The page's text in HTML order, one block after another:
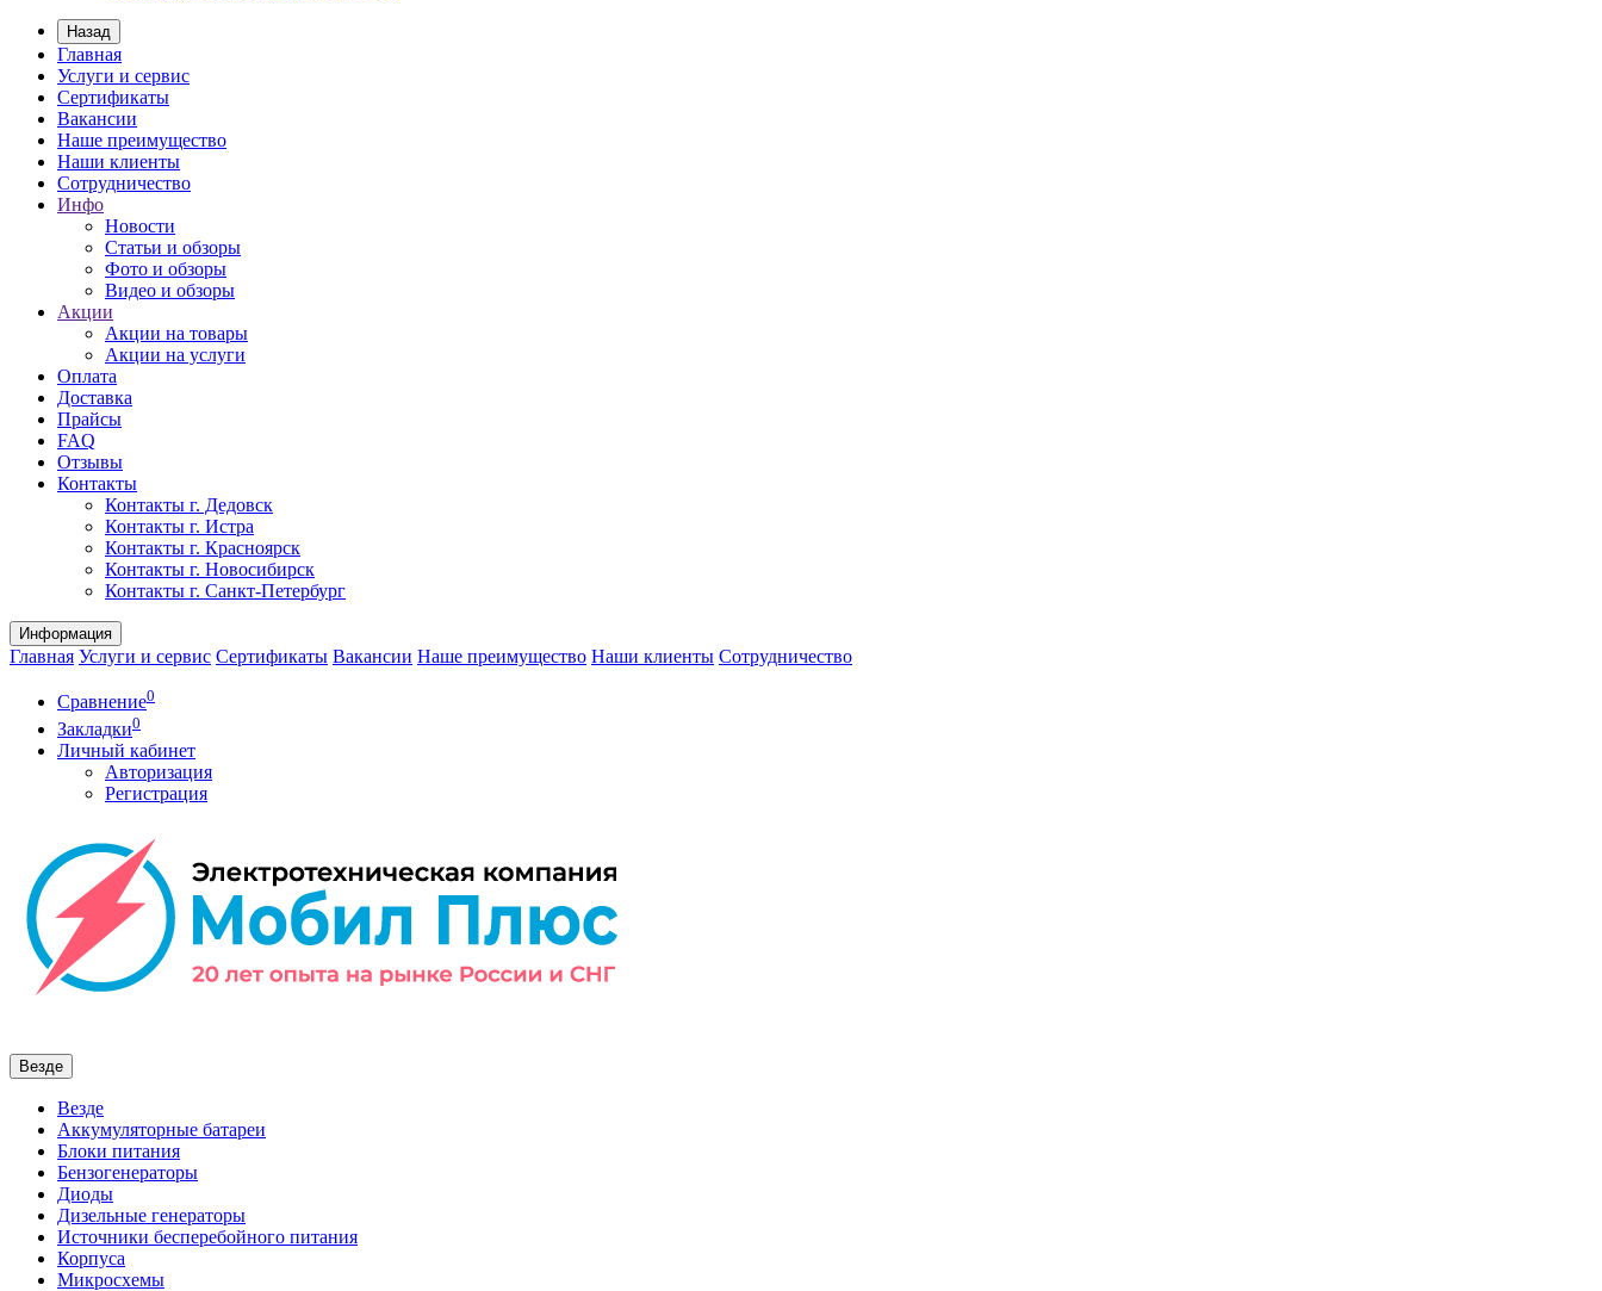
Назад
Главная
Услуги и сервис
Сертификаты
Вакансии
Наше преимущество
Наши клиенты
Сотрудничество
Инфо
Новости
Статьи и обзоры
Фото и обзоры
Видео и обзоры
Акции
Акции на товары
Акции на услуги
Оплата
Доставка
Прайсы
FAQ
Отзывы
Контакты
Контакты г. Дедовск
Контакты г. Истра
Контакты г. Красноярск
Контакты г. Новосибирск
Контакты г. Санкт-Петербург
Информация
Главная Услуги и сервис Сертификаты Вакансии Наше преимущество Наши клиенты Сотрудничество
Сравнение0
Закладки0
Личный кабинет
Авторизация
Регистрация
Везде
Везде
Аккумуляторные батареи
Блоки питания
Бензогенераторы
Диоды
Дизельные генераторы
Источники бесперебойного питания
Корпуса
Микросхемы